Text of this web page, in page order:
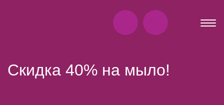
Скидка 40% на мыло!